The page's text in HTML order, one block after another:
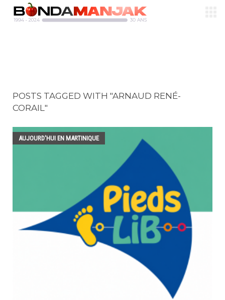
POSTS TAGGED WITH "ARNAUD RENÉ-
CORAIL"
AUJOURD'HUI EN MARTINIQUE